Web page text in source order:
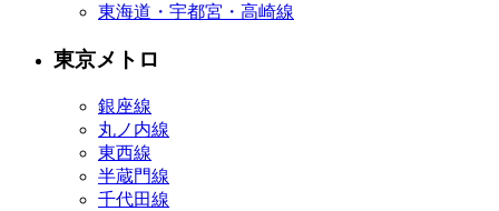
東海道・宇都宮・高崎線
東京メトロ
銀座線
丸ノ内線
東西線
半蔵門線
千代田線